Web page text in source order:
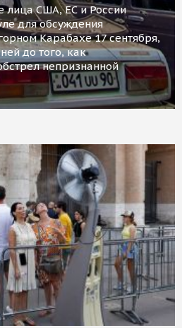
лица США, ЕС и России
для обсуждения
Карабахе 17 сентября,
до того, как
непризнанной